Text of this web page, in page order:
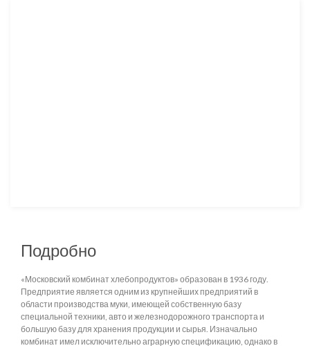
Подробно
«Московский комбинат хлебопродуктов» образован в 1936 году.
Предприятие является одним из крупнейших предприятий в
области производства муки, имеющей собственную базу
специальной техники, авто и железнодорожного транспорта и
большую базу для хранения продукции и сырья. Изначально
комбинат имел исключительно аграрную спецификацию, однако в